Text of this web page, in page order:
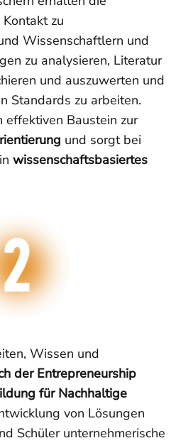
zu
Wissenschaftlern und
zu analysieren, Literatur
und auszuwerten und
Standards zu arbeiten.
effektiven Baustein zur
und sorgt bei
wissenschaftsbasiertes
Wissen und
der Entrepreneurship
für Nachhaltige
von Lösungen
Schüler unternehmerische